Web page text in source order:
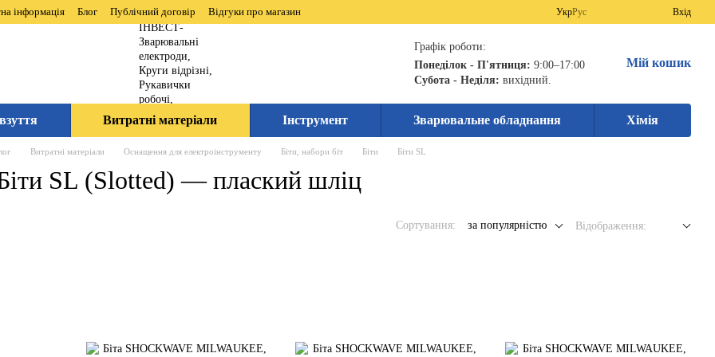
інформація Блог Публічний договір Відгуки про магазин УкрРус Вхід
Графік роботи:
Понеділок - П'ятниця: 9:00–17:00
Субота - Неділя: вихідний.
Мій кошик
Витратні матеріали Інструмент Зварювальне обладнання Хімія
Витратні матеріали Оснащення для електроінструменту Біти, набори біт Біти Біти SL
SL (Slotted) — плаский шліц
Сортування: за популярністю Відображення: